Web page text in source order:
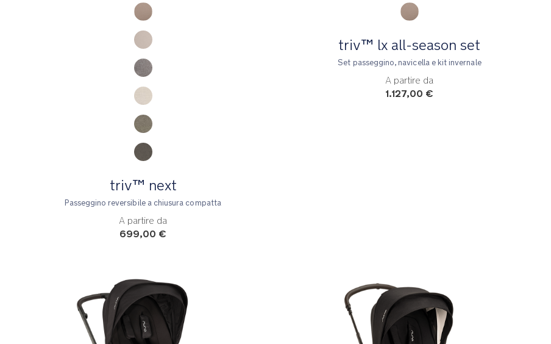
triv™ next
Passeggino reversibile a chiusura compatta
A partire da
699,00 €
triv™ lx all-season set
Set passeggino, navicella e kit invernale
A partire da
1.127,00 €